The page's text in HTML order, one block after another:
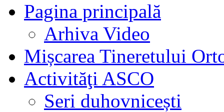
Pagina principală
Arhiva Video
Mișcarea Tineretului
Activităţi ASCO
Seri duhovnicești